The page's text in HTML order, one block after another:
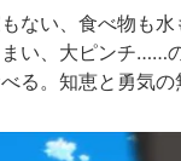
ない、食べ物も水
い、大ピンチ……
る。知恵と勇気